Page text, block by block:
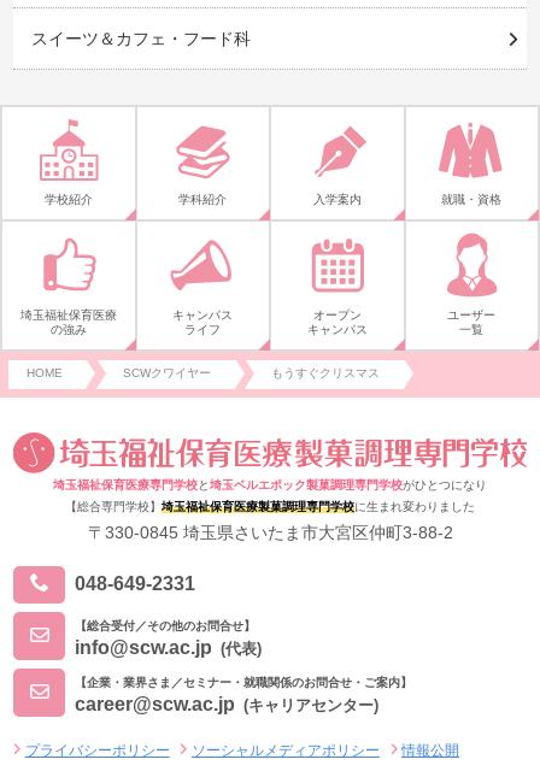
スイーツ＆カフェ・フード科
学校紹介 学科紹介 入学案内 就職・資格
埼玉福祉保育医療
の強み
キャンパス
ライフ
オープン
キャンパス
ユーザー
一覧
HOME SCWクワイヤー もうすぐクリスマス
埼玉福祉保育医療専門学校と埼玉ベルエポック製菓調理専門学校がひとつになり
【総合専門学校】 埼玉福祉保育医療製菓調理専門学校に生まれ変わりました
〒330-0845 埼玉県さいたま市大宮区仲町3-88-2
048-649-2331
【総合受付／その他のお問合せ】
info@scw.ac.jp (代表)
【企業・業界さま／セミナー・就職関係のお問合せ・ご案内】
career@scw.ac.jp (キャリアセンター)
プライバシーポリシー ソーシャルメディアポリシー 情報公開